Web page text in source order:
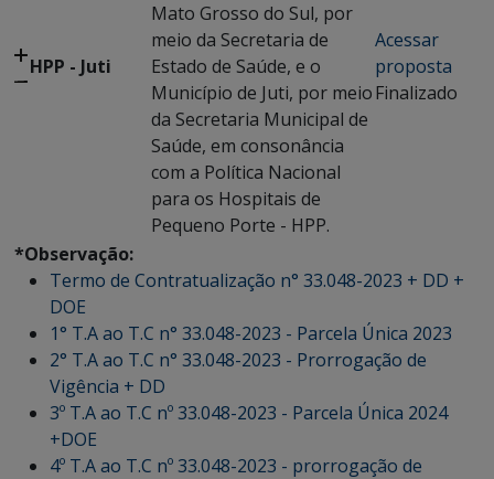
HPP - Juti
Mato Grosso do Sul, por
meio da Secretaria de
Estado de Saúde, e o
Município de Juti, por meio
da Secretaria Municipal de
Saúde, em consonância
com a Política Nacional
para os Hospitais de
Pequeno Porte - HPP.
Acessar
proposta
Finalizado
*Observação:
Termo de Contratualização n° 33.048-2023 + DD +
DOE
1° T.A ao T.C n° 33.048-2023 - Parcela Única 2023
2° T.A ao T.C n° 33.048-2023 - Prorrogação de
Vigência + DD
3º T.A ao T.C nº 33.048-2023 - Parcela Única 2024
+DOE
4º T.A ao T.C nº 33.048-2023 - prorrogação de